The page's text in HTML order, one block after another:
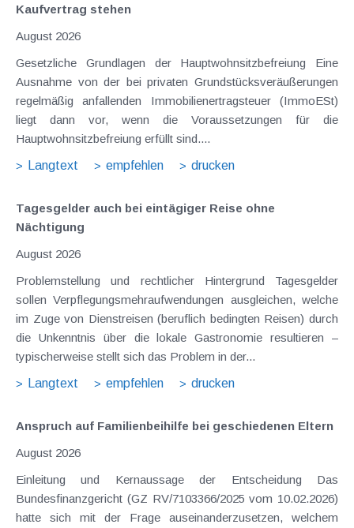
Kaufvertrag stehen
August 2026
Gesetzliche Grundlagen der Hauptwohnsitzbefreiung Eine
Ausnahme von der bei privaten Grundstücksveräußerungen
regelmäßig anfallenden Immobilienertragsteuer (ImmoESt)
liegt dann vor, wenn die Voraussetzungen für die
Hauptwohnsitzbefreiung erfüllt sind....
Langtext
empfehlen drucken
Tagesgelder auch bei eintägiger Reise ohne
Nächtigung
August 2026
Problemstellung und rechtlicher Hintergrund Tagesgelder
sollen Verpflegungsmehraufwendungen ausgleichen, welche
im Zuge von Dienstreisen (beruflich bedingten Reisen) durch
die Unkenntnis über die lokale Gastronomie resultieren –
typischerweise stellt sich das Problem in der...
Langtext
empfehlen drucken
Anspruch auf Familienbeihilfe bei geschiedenen Eltern
August 2026
Einleitung und Kernaussage der Entscheidung Das
Bundesfinanzgericht (GZ RV/7103366/2025 vom 10.02.2026)
hatte sich mit der Frage auseinanderzusetzen, welchem